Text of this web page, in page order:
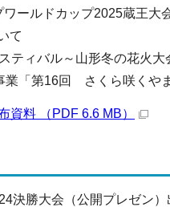
ールドカップ2025蔵王大
て
ティバル～山形冬の花火
業「第16回 さくら咲くや
資料 （PDF 6.6 MB）
決勝大会（公開プレゼン